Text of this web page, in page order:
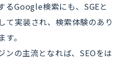
るGoogle検索にも、SGEと
て実装され、検索体験のあり
。
ンの主流となれば、SEOをは